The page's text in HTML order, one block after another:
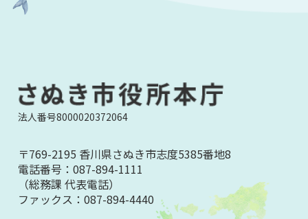
法人番号8000020372064
〒769-2195 香川県さぬき市志度5385番地8
電話番号：087-894-1111
（総務課 代表電話）
ファックス：087-894-4440